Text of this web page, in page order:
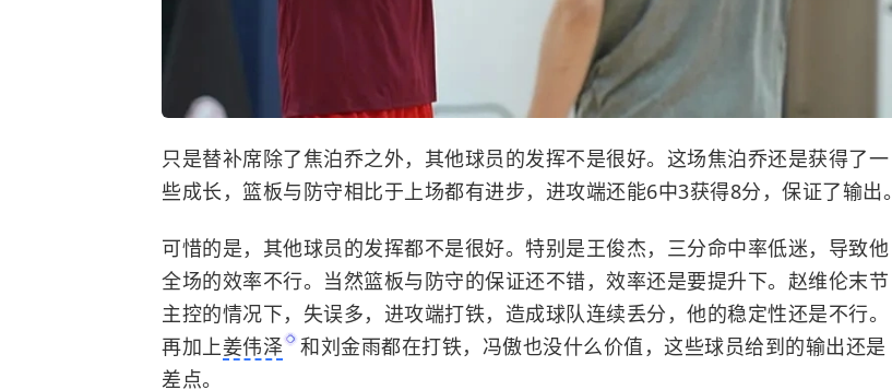
只是替补席除了焦泊乔之外，其他球员的发挥不是很好。这场焦泊乔还是获得了一
些成长，篮板与防守相比于上场都有进步，进攻端还能6中3获得8分，保证了输出。
可惜的是，其他球员的发挥都不是很好。特别是王俊杰，三分命中率低迷，导致他
全场的效率不行。当然篮板与防守的保证还不错，效率还是要提升下。赵维伦末节
主控的情况下，失误多，进攻端打铁，造成球队连续丢分，他的稳定性还是不行。
再加上姜伟泽
和刘金雨都在打铁，冯傲也没什么价值，这些球员给到的输出还是
差点。